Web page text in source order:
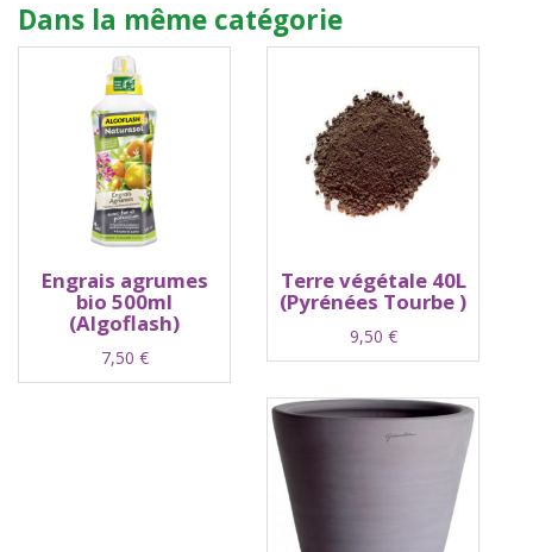
Dans la même catégorie
Engrais agrumes
bio 500ml
(Algoflash)
7,50 €
Terre végétale 40L
(Pyrénées Tourbe )
9,50 €